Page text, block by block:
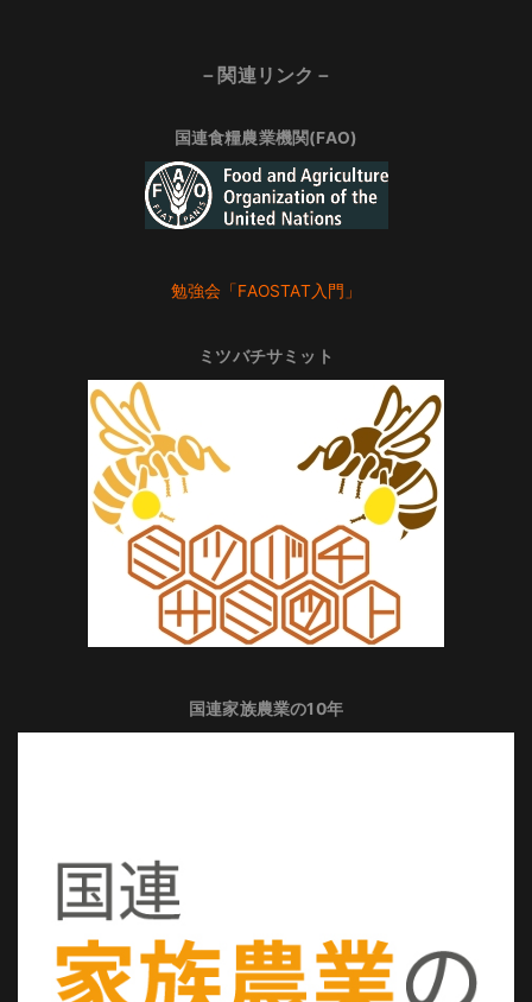
－関連リンク－
国連食糧農業機関(FAO)
勉強会「FAOSTAT入門」
ミツバチサミット
国連家族農業の10年